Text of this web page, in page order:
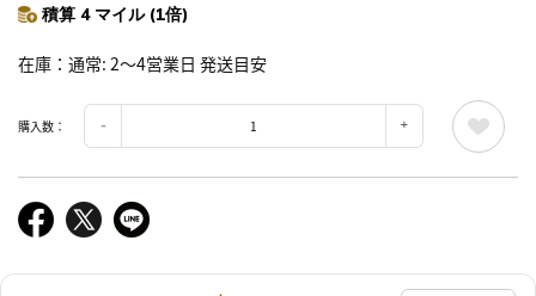
積算 4 マイル (1倍)
在庫 通常: 2～4営業日 発送目安
購入数：